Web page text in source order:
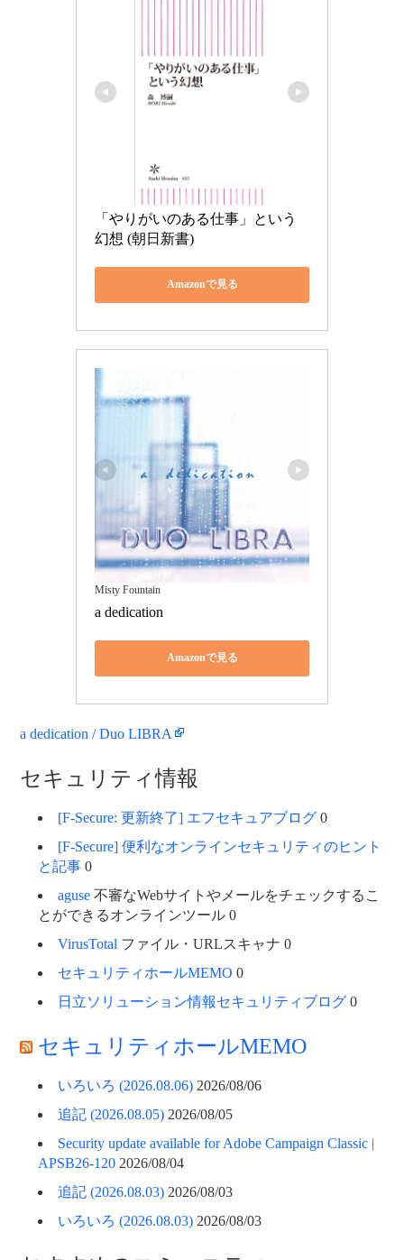
「やりがいのある仕事」という
幻想 (朝日新書)
Amazonで見る
Misty Fountain
a dedication
Amazonで見る
a dedication / Duo LIBRA
セキュリティ情報
[F-Secure: 更新終了] エフセキュアブログ 0
[F-Secure] 便利なオンラインセキュリティのヒント
と記事 0
aguse 不審なWebサイトやメールをチェックするこ
とができるオンラインツール 0
VirusTotal ファイル・URLスキャナ 0
セキュリティホールMEMO 0
日立ソリューション情報セキュリティブログ 0
セキュリティホールMEMO
いろいろ (2026.08.06) 2026/08/06
追記 (2026.08.05) 2026/08/05
Security update available for Adobe Campaign Classic |
APSB26-120 2026/08/04
追記 (2026.08.03) 2026/08/03
いろいろ (2026.08.03) 2026/08/03